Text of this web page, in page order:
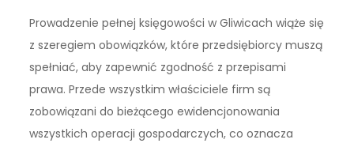
Prowadzenie pełnej księgowości w Gliwicach wiąże się
z szeregiem obowiązków, które przedsiębiorcy muszą
spełniać, aby zapewnić zgodność z przepisami
prawa. Przede wszystkim właściciele firm są
zobowiązani do bieżącego ewidencjonowania
wszystkich operacji gospodarczych, co oznacza